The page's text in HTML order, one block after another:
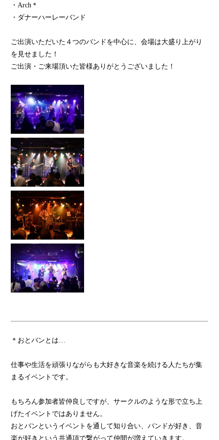
・Arch＊
・ダナーハーレーバンド
ご出演いただいた４つのバンドを中心に、会場は大盛り上がり
を見せました！
ご出演・ご来場頂いた皆様ありがとうございました！
＊おとバンとは…
仕事や生活を頑張りながらも大好きな音楽を続ける人たちが集
まるイベントです。
もちろん参加者皆仲良しですが、サークルのような形で立ち上
げたイベントではありません。
おとバンというイベントを通して知り合い、バンドが好き、音
楽が好きという共通項で繋がって仲間が増えていきます。